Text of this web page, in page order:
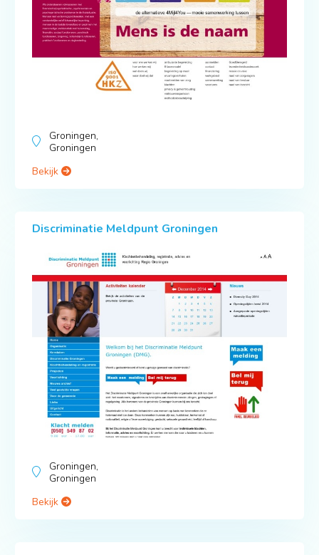
Groningen,
Groningen
Bekijk
Discriminatie Meldpunt Groningen
Groningen,
Groningen
Bekijk